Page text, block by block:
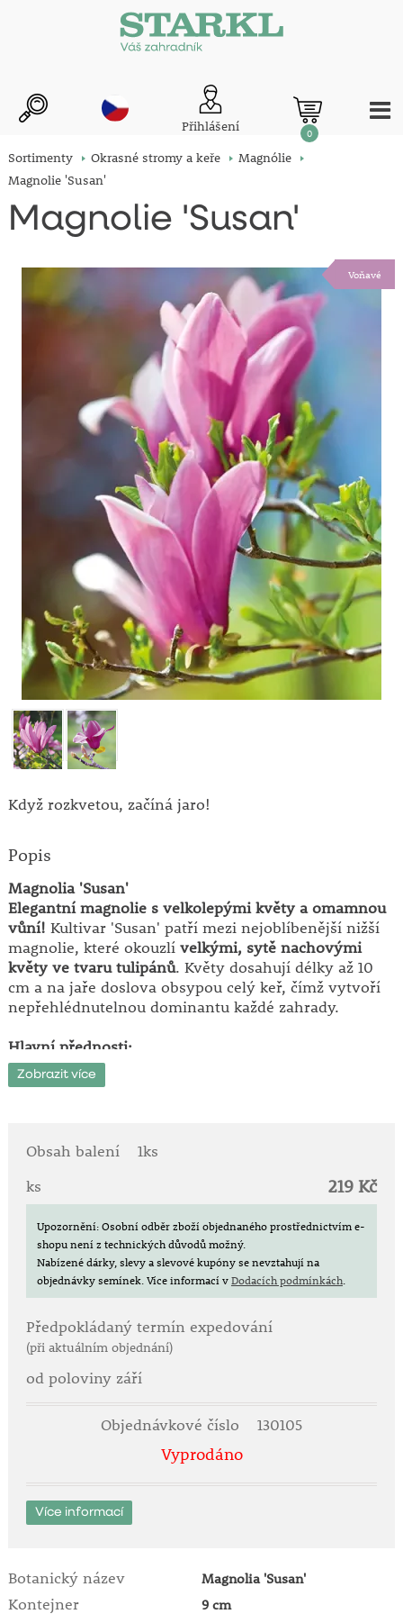
Přihlášení 0
Sortimenty Okrasné stromy a keře
Magnólie
Magnolie 'Susan'
Magnolie 'Susan'
Voňavé
Když rozkvetou, začíná jaro!
Popis
Magnolia 'Susan'
Elegantní magnolie s velkolepými květy a omamnou
vůní! Kultivar 'Susan' patří mezi nejoblíbenější nižší
magnolie, které okouzlí velkými, sytě nachovými
květy ve tvaru tulipánů. Květy dosahují délky až 10
cm a na jaře doslova obsypou celý keř, čímž vytvoří
nepřehlédnutelnou dominantu každé zahrady.
Hlavní přednosti:
• velké, tulipánovité květy v atraktivní nachově
růžové barvě
• bohaté jarní kvetení
Botanická charakteristika:
Magnolia 'Susan' patří do skupiny hybridních
magnolií (Magnolia liliiflora × Magnolia stellata).
Vyznačuje se pomalejším až středně rychlým růstem
a kompaktním, vzpřímeným habitem. Dorůstá výšky
přibližně3–4 ma podobné šířky. Díky pozdějšímu
kvetení (oproti některým jiným magnoliím) je méně
náchylná k poškození jarními mrazíky.
Doba květu:
• slunné až polostinné místo
• půda mírně kyselá, humózní a dobře propustná
• doporučuje se přidání rašeliny, kompostu nebo
Pěstování a péče:
• magnolie mají mělký kořenový systém –
Zobrazit více
Obsah balení
1ks
ks
219 Kč
Upozornění: Osobní odběr zboží objednaného prostřednictvím e-
shopu není z technických důvodů možný.
Nabízené dárky, slevy a slevové kupóny se nevztahují na
objednávky semínek.Více informací vDodacích podmínkách.
Předpokládaný termín expedování
(při aktuálním objednání)
od poloviny září
Objednávkové číslo 130105
Vyprodáno
Více informací
Botanický název Magnolia 'Susan'
Kontejner 9 cm